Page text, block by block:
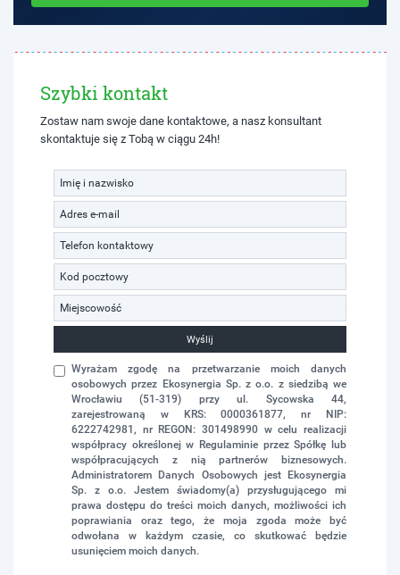
Szybki kontakt
Zostaw nam swoje dane kontaktowe, a nasz konsultant
skontaktuje się z Tobą w ciągu 24h!
Wyślij
Wyrażam zgodę na przetwarzanie moich danych
osobowych przez Ekosynergia Sp. z o.o. z siedzibą we
Wrocławiu (51-319) przy ul. Sycowska 44,
zarejestrowaną w KRS: 0000361877, nr NIP:
6222742981, nr REGON: 301498990 w celu realizacji
współpracy określonej w Regulaminie przez Spółkę lub
współpracujących z nią partnerów biznesowych.
Administratorem Danych Osobowych jest Ekosynergia
Sp. z o.o. Jestem świadomy(a) przysługującego mi
prawa dostępu do treści moich danych, możliwości ich
poprawiania oraz tego, że moja zgoda może być
odwołana w każdym czasie, co skutkować będzie
usunięciem moich danych.